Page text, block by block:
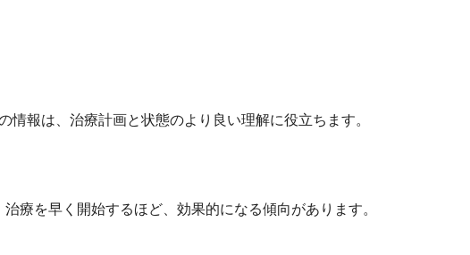
報は、治療計画と状態のより良い理解に役立ちます。
療を早く開始するほど、効果的になる傾向があります。